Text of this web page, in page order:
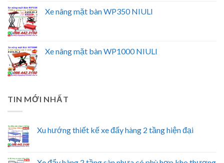
Xe nâng mặt bàn WP350 NIULI
Xe nâng mặt bàn WP1000 NIULI
TIN MỚI NHẤT
Xu hướng thiết kế xe đẩy hàng 2 tầng hiện đại